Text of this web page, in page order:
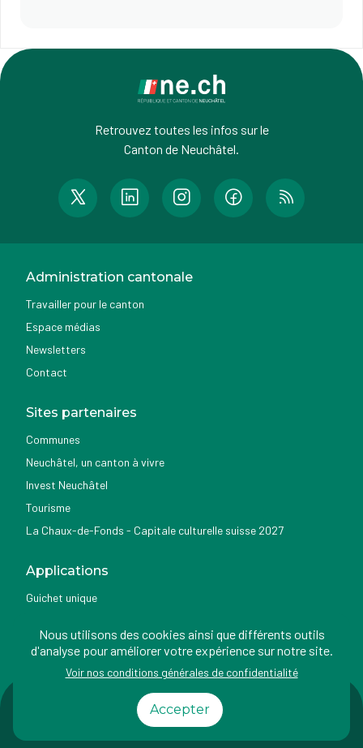
Retrouvez toutes les infos sur le
Canton de Neuchâtel.
Administration cantonale
Travailler pour le canton
Espace médias
Newsletters
Contact
Sites partenaires
Communes
Neuchâtel, un canton à vivre
Invest Neuchâtel
Tourisme
La Chaux-de-Fonds - Capitale culturelle suisse 2027
Applications
Guichet unique
Nemo news
Conditions
d'utilisation
Protection des
données
Nous utilisons des cookies ainsi que différents outils
d'analyse pour améliorer votre expérience sur notre site.
Voir nos conditions générales de confidentialité
Accepter